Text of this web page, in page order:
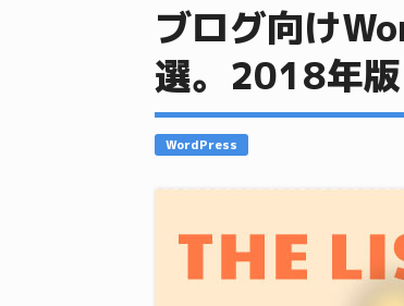
ブログ向け
選。2018年版
WordPress